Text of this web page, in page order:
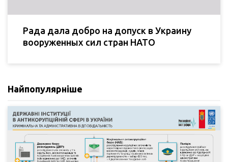
Рада дала добро на допуск в Украину
вооруженных сил стран НАТО
Найпопулярніше